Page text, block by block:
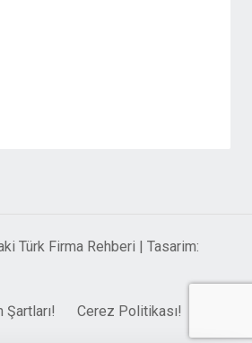
Türk Firma Rehberi | Tasarim:
Şartları! Cerez Politikası!